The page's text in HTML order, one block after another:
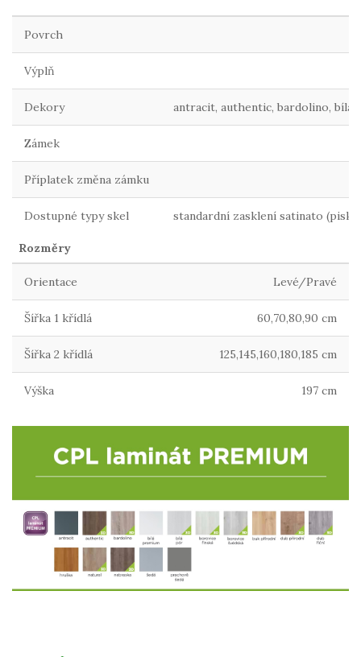
Povrch
Výplň
Dekory antracit, authentic, bardolino, bílá
Zámek
Příplatek změna zámku
Dostupné typy skel standardní zasklení satinato
Rozměry
Orientace Levé/Pravé
Šířka 1 křídlá 60,70,80,90 cm
Šířka 2 křídlá 125,145,160,180,185 cm
Výška 197 cm